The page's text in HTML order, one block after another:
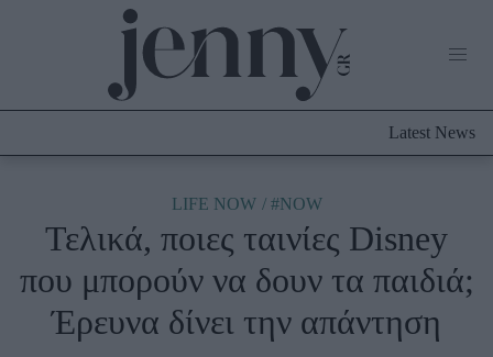
Culture
Fashion
Shopping
Styling Tips
Fashion News
Latest News
LIFE NOW #NOW
Τελικά, ποιες ταινίες Disney
που μπορούν να δουν τα παιδιά;
Έρευνα δίνει την απάντηση